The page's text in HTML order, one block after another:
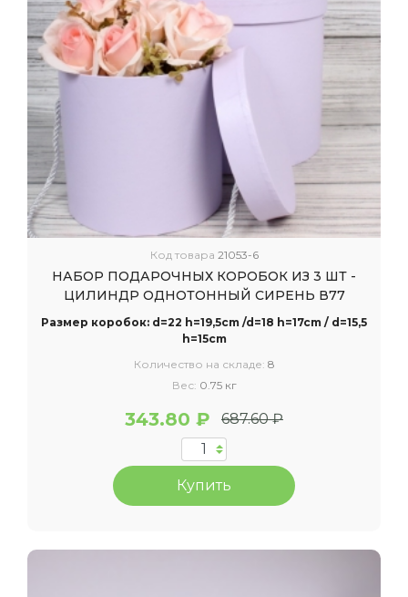
Код товара 21053-6
НАБОР ПОДАРОЧНЫХ КОРОБОК ИЗ 3 ШТ -
ЦИЛИНДР ОДНОТОННЫЙ СИРЕНЬ В77
Размер коробок: d=22 h=19,5cm /d=18 h=17cm / d=15,5
h=15cm
Количество на складе: 8
Вес: 0.75 кг
343.80 ₽ 687.60 ₽
Купить